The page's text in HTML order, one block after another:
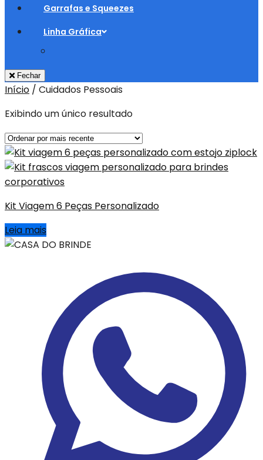
Garrafas e Squeezes
Linha Gráfica
Fechar
Início / Cuidados Pessoais
Exibindo um único resultado
Kit Viagem 6 Peças Personalizado
Leia mais